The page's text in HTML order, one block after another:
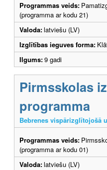
Programmas veids:
(programma ar kodu 21)
Valoda:latviešu (LV)
Izglītības ieguves forma:
Ilgums:9 gadi
Pirmsskolas
programma
Bebrenes vispārizglītojošā
Programmas veids:
(programma ar kodu 01)
Valoda:latviešu (LV)